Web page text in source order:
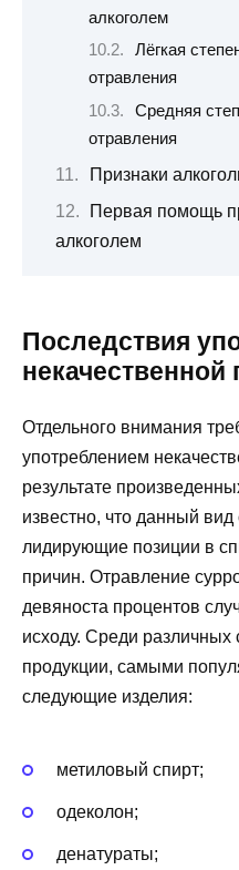
алкоголем
Лёгкая
отравления
Средняя
отравления
Признаки
Первая помощь
алкоголем
Последствия
некачественной
Отдельного внимания
употреблением
результате
известно, что данный
лидирующие позиции в
причин. Отравление
девяноста процентов
исходу. Среди различных
продукции, самыми
следующие изделия:
метиловый спирт;
одеколон;
денатураты;